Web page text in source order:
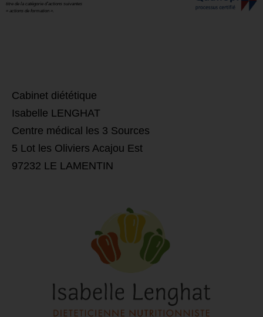
​Cabinet diététique
Isabelle LENGHAT
Centre médical les 3 Sources
5 Lot les Oliviers Acajou Est
97232 LE LAMENTIN
titre de la catégorie d’actions suivantes
« actions de formation ».